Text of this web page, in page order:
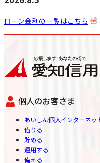
ローン金利の一覧はこちら
個人のお客さま
あいしん個人インターネ
借りる
貯める
運用する
備える